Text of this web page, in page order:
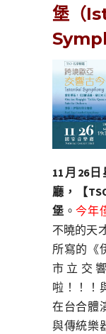
堡（
11月26
廳，【
堡 。今年
不曉的天
所寫的《
市立交
啦！！！
在台合體
與傳統樂